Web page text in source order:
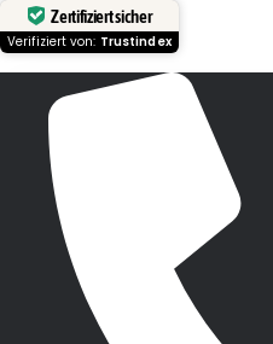
Zertifiziert sicher
Verifiziert von: Trustindex